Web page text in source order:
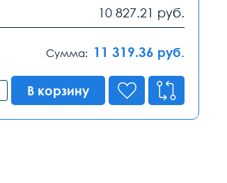
10 827.21 руб.
Сумма: 11 319.36 руб.
В корзину